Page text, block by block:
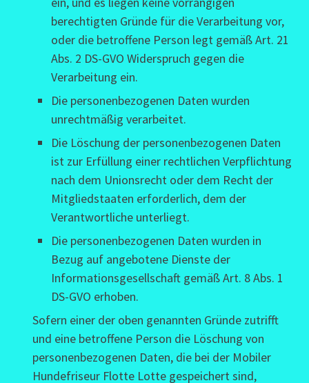
berechtigten Gründe für die Verarbeitung vor,
oder die betroffene Person legt gemäß Art. 21
Abs. 2 DS-GVO Widerspruch gegen die
Verarbeitung ein.
Die personenbezogenen Daten wurden
unrechtmäßig verarbeitet.
Die Löschung der personenbezogenen Daten
ist zur Erfüllung einer rechtlichen Verpflichtung
nach dem Unionsrecht oder dem Recht der
Mitgliedstaaten erforderlich, dem der
Verantwortliche unterliegt.
Die personenbezogenen Daten wurden in
Bezug auf angebotene Dienste der
Informationsgesellschaft gemäß Art. 8 Abs. 1
DS-GVO erhoben.
Sofern einer der oben genannten Gründe zutrifft
und eine betroffene Person die Löschung von
personenbezogenen Daten, die bei der Mobiler
Hundefriseur Flotte Lotte gespeichert sind,